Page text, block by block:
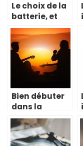
Le choix de la
batterie, et
non du piano
ou de la
guitare
Bien débuter
dans la
pratique de la
guitare